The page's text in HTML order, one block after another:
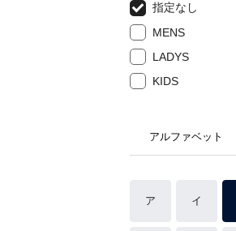
指定なし
MENS
LADYS
KIDS
アルファベット
ア イ